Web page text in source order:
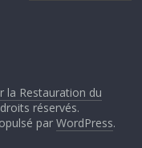
la Restauration du
réservés.
parWordPress.